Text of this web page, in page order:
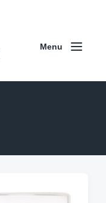
Menu